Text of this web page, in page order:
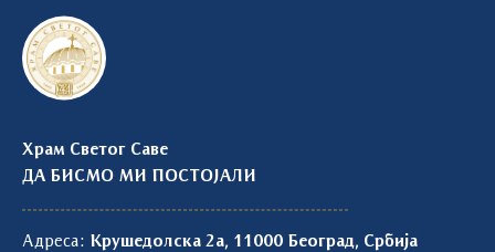
Храм Светог Саве
ДА БИСМО МИ ПОСТОЈАЛИ
Адреса: Крушедолска 2а, 11000 Београд, Србија